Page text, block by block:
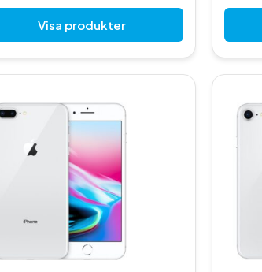
Visa produkter